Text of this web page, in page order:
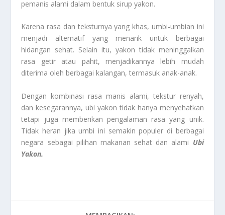
pemanis alami dalam bentuk sirup yakon.
Karena rasa dan teksturnya yang khas, umbi-umbian ini
menjadi alternatif yang menarik untuk berbagai
hidangan sehat. Selain itu, yakon tidak meninggalkan
rasa getir atau pahit, menjadikannya lebih mudah
diterima oleh berbagai kalangan, termasuk anak-anak.
Dengan kombinasi rasa manis alami, tekstur renyah,
dan kesegarannya, ubi yakon tidak hanya menyehatkan
tetapi juga memberikan pengalaman rasa yang unik.
Tidak heran jika umbi ini semakin populer di berbagai
negara sebagai pilihan makanan sehat dan alami Ubi
Yakon.